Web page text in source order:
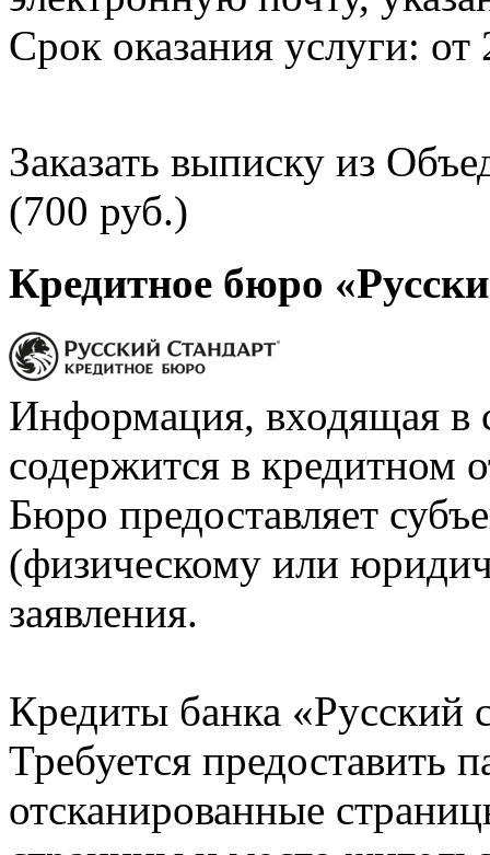
Срок оказания услуги: от
Заказать выписку из
(700 руб.)
Кредитное бюро
Информация, входящая в
содержится в кредитном
Бюро предоставляет
(физическому или
заявления.
Кредиты банка «Русский
Требуется предоставить
отсканированные